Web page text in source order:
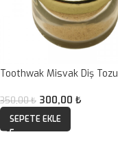
Toothwak Misvak Diş Tozu
350,00₺ 300,00 ₺
SEPETE EKLE